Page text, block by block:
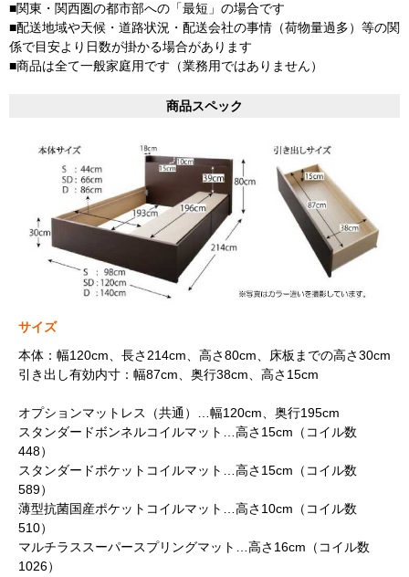
■関東・関西圏の都市部への「最短」の場合です
■配送地域や天候・道路状況・配送会社の事情（荷物量過多）等の関
係で目安より日数が掛かる場合があります
■商品は全て一般家庭用です（業務用ではありません）
商品スペック
サイズ
本体：幅120cm、長さ214cm、高さ80cm、床板までの高さ30cm
引き出し有効内寸：幅87cm、奥行38cm、高さ15cm
オプションマットレス（共通）…幅120cm、奥行195cm
スタンダードボンネルコイルマット…高さ15cm（コイル数
448）
スタンダードポケットコイルマット…高さ15cm（コイル数
589）
薄型抗菌国産ポケットコイルマット…高さ10cm（コイル数
510）
マルチラススーパースプリングマット…高さ16cm（コイル数
1026）